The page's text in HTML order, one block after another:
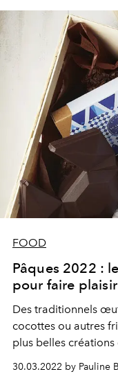
FOOD
Pâques 2022 :
pour faire
Des traditionnels
cocottes ou autres
plus belles
30.03.2022 by Pauline